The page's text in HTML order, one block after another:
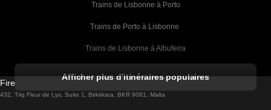
Trains de Lisbonne à Porto
Trains de Porto à Lisbonne
Trains de Lisbonne à Albufeira
Trains de Lisbonne à Lagos
Afficher plus d'itinéraires populaires
Firebird GT Limited (OC 1451)
432, Triq Fleur de Lys, Suite 1, Birkirkara, BKR 9061, Malta